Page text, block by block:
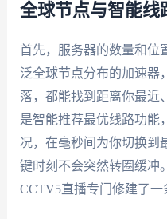
全球节点与智能线
首先，服务器的数量和位
泛全球节点分布的加速器
落，都能找到距离你最近
是智能推荐最优线路功能
况，在毫秒间为你切换到
键时刻不会突然转圈缓冲
CCTV5直播专门修建了一